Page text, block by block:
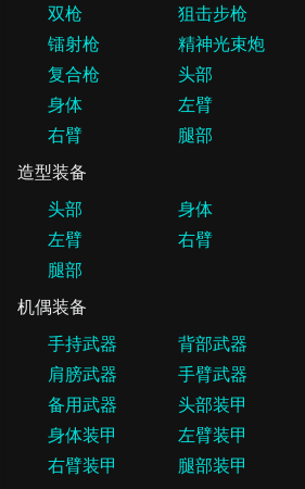
双枪
狙击步枪
镭射枪
精神光束炮
复合枪
头部
身体
左臂
右臂
腿部
造型装备
头部
身体
左臂
右臂
腿部
机偶装备
手持武器
背部武器
肩膀武器
手臂武器
备用武器
头部装甲
身体装甲
左臂装甲
右臂装甲
腿部装甲